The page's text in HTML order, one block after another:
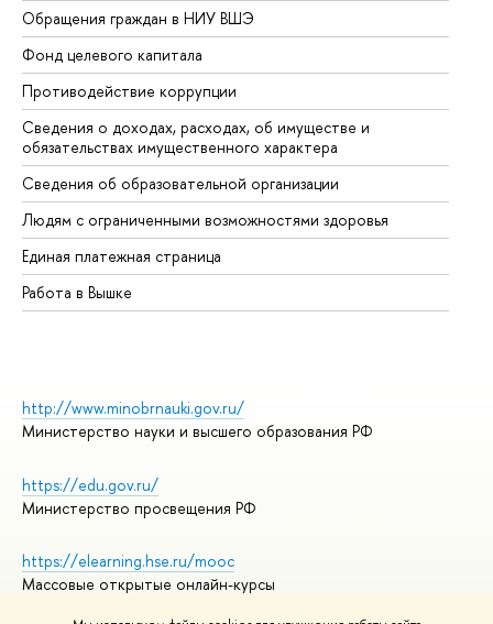
Обращения граждан в НИУ ВШЭ
Фонд целевого капитала
Противодействие коррупции
Сведения о доходах, расходах, об имуществе и
обязательствах имущественного характера
Сведения об образовательной организации
Людям с ограниченными возможностями здоровья
Единая платежная страница
Работа в Вышке
http://www.minobrnauki.gov.ru/
Министерство науки и высшего образования РФ
https://edu.gov.ru/
Министерство просвещения РФ
https://elearning.hse.ru/mooc
Массовые открытые онлайн-курсы